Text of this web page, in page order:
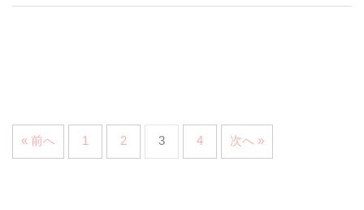
« 前へ 1 2 3 4 次へ »